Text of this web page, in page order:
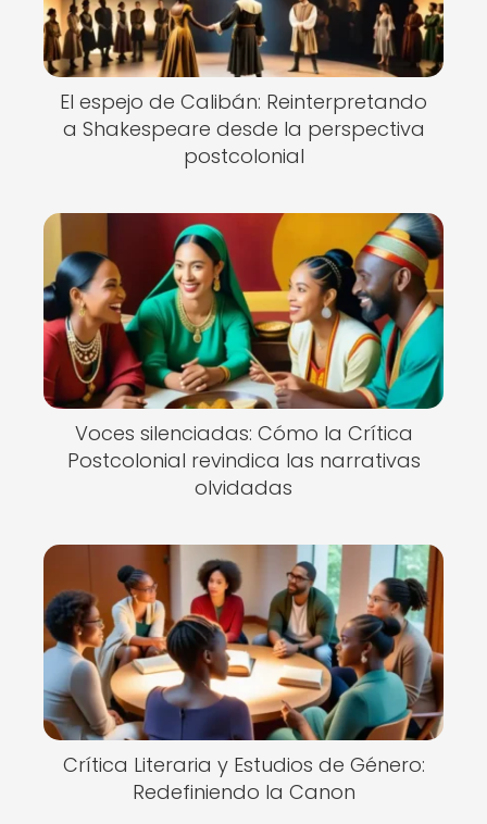
El espejo de Calibán: Reinterpretando
a Shakespeare desde la perspectiva
postcolonial
Voces silenciadas: Cómo la Crítica
Postcolonial revindica las narrativas
olvidadas
Crítica Literaria y Estudios de Género:
Redefiniendo la Canon